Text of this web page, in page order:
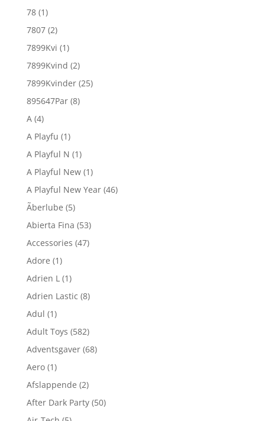
78 (1)
7807 (2)
7899Kvi (1)
7899Kvind (2)
7899Kvinder (25)
895647Par (8)
A (4)
A Playfu (1)
A Playful N (1)
A Playful New (1)
A Playful New Year (46)
Ãberlube (5)
Abierta Fina (53)
Accessories (47)
Adore (1)
Adrien L (1)
Adrien Lastic (8)
Adul (1)
Adult Toys (582)
Adventsgaver (68)
Aero (1)
Afslappende (2)
After Dark Party (50)